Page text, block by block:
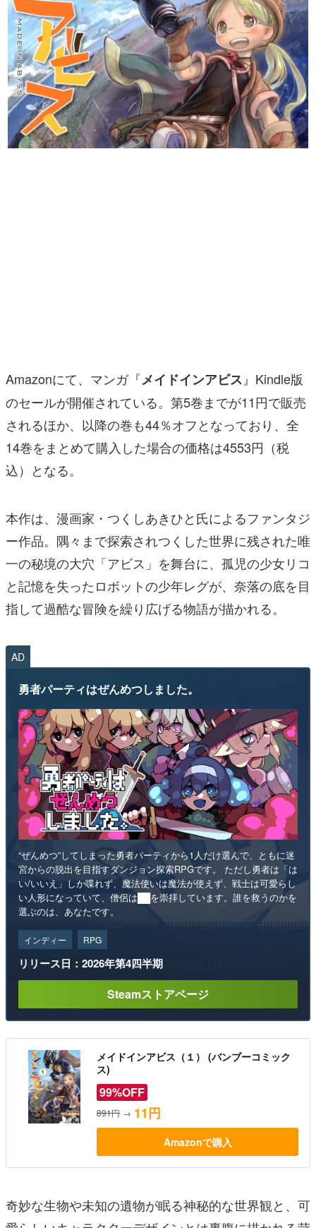
日本モバイルゲーム産業史
日本のモバイルゲーム史における主要なトピック・タイト
ルを網羅するほか、開発者へのインタビューや識者による
解説を掲載。約20年の歴史が一望できる決定版！
若ゲのいたり〜ゲームクリエイターの青春〜
『うつヌケ』『ペンと箸』等で知られるマンガ家・田中圭
一先生によるゲーム業界レポートマンガです。
なんでゲームは面白い？
ゲーム開発者・hamatsu氏がゲームの魅力を画面や操作の
具体的な形から解き明かしていく、硬派で骨太な評論連載
その他
電ファミニコゲーマーとは？
運営：株式会社マレ
Amazonにて、マンガ『メイドインアビス 』Kindle版
のセールが開催されている。第5巻までが11円で販売
されるほか、以降の巻も44％オフとなっており、全
14巻をまとめて購入した場合の価格は4553円（税
込）となる。
本作は、漫画家・つくしあきひと氏によるファンタジ
ー作品。隅々まで探索されつくした世界に残された唯
一の秘境の大穴「アビス」を舞台に、孤児の少女リコ
と記憶を失ったロボットの少年レグが、奈落の底を目
指して過酷な冒険を繰り広げる物語が描かれる。
AD
勇者パーティはぜんめつしました。
“ぜんめつ”してしまった勇者パーティから1人だけ選んで、ともに迷
宮からの脱出を目指すダンジョン探索RPGです。 ただし勇者は「は
い/いいえ」しか喋れず、魔法使いは魔法が使えず、戦士は可愛らし
い人形になっていて、僧侶は██を崇拝しています。誰を救うのかを
選ぶのは、あなたです。
インディー RPG
リリース日：2026年第4四半期
Steamストアページ
メイドインアビス（１） (バンブーコミック
ス)
99%OFF
891円 → 11円
Amazonで購入
奇妙な生物や未知の遺物が眠る神秘的な世界観と、可